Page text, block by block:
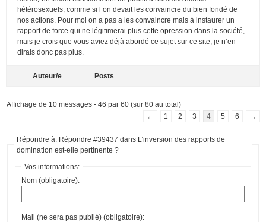
hétérosexuels, comme si l’on devait les convaincre du bien fondé de
nos actions. Pour moi on a pas a les convaincre mais à instaurer un
rapport de force qui ne légitimerai plus cette opression dans la société,
mais je crois que vous aviez déjà abordé ce sujet sur ce site, je n’en
dirais donc pas plus.
Auteur/e Posts
Affichage de 10 messages - 46 par 60 (sur 80 au total)
←
1 2 3 4 5 6 →
Répondre à: Répondre #39437 dans L’inversion des rapports de
domination est-elle pertinente ?
Vos informations:
Nom (obligatoire):
Mail (ne sera pas publié) (obligatoire):